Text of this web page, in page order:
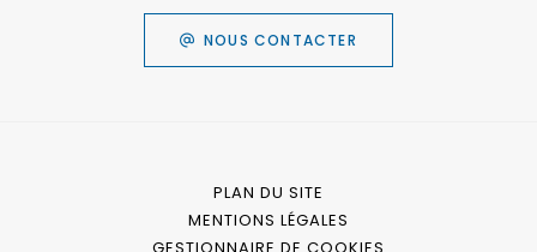
NOUS CONTACTER
PLAN DU SITE
MENTIONS LÉGALES